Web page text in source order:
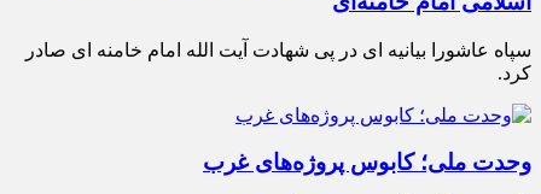
سپاه عاشورا بیانیه ای در پی شهادت آیت الله امام خامنه ای صادر
کرد.
وحدت ملی؛ کابوس پروژه‌های غرب